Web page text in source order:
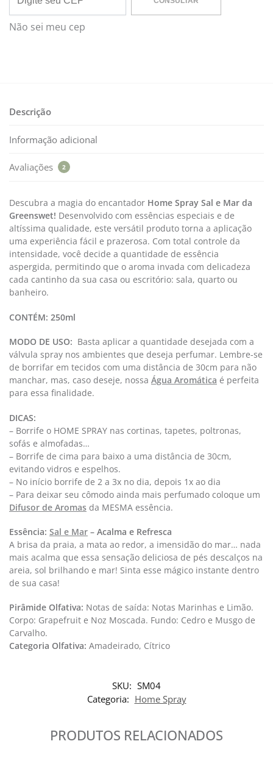
Não sei meu cep
Descrição
Informação adicional
Avaliações 2
Descubra a magia do encantador Home Spray Sal e Mar da
Greenswet! Desenvolvido com essências especiais e de
altíssima qualidade, este versátil produto torna a aplicação
uma experiência fácil e prazerosa. Com total controle da
intensidade, você decide a quantidade de essência
aspergida, permitindo que o aroma invada com delicadeza
cada cantinho da sua casa ou escritório: sala, quarto ou
banheiro.
CONTÉM: 250ml
MODO DE USO: Basta aplicar a quantidade desejada com a
válvula spray nos ambientes que deseja perfumar. Lembre-se
de borrifar em tecidos com uma distância de 30cm para não
manchar, mas, caso deseje, nossa Água Aromática é perfeita
para essa finalidade.
DICAS:
– Borrife o HOME SPRAY nas cortinas, tapetes, poltronas,
sofás e almofadas…
– Borrife de cima para baixo a uma distância de 30cm,
evitando vidros e espelhos.
– No início borrife de 2 a 3x no dia, depois 1x ao dia
– Para deixar seu cômodo ainda mais perfumado coloque um
Difusor de Aromas da MESMA essência.
Essência: Sal e Mar – Acalma e Refresca
A brisa da praia, a mata ao redor, a imensidão do mar… nada
mais acalma que essa sensação deliciosa de pés descalços na
areia, sol brilhando e mar! Sinta esse mágico instante dentro
de sua casa!
Pirâmide Olfativa: Notas de saída: Notas Marinhas e Limão.
Corpo: Grapefruit e Noz Moscada. Fundo: Cedro e Musgo de
Carvalho.
Categoria Olfativa: ​ Amadeirado, Cítrico
SKU: SM04
Categoria: Home Spray
PRODUTOS RELACIONADOS